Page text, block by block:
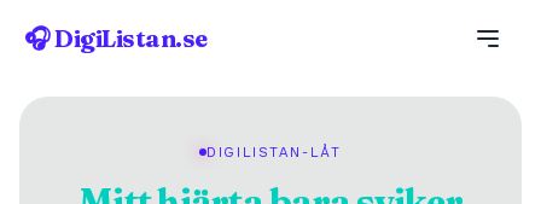
🎧 DigiListan.se
DIGILISTAN-LÅT